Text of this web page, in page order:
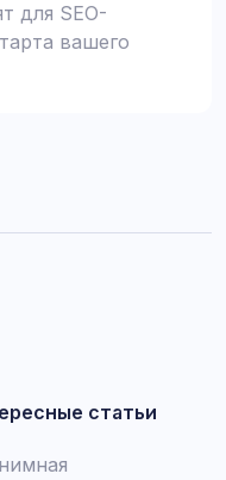
для SEO-
вашего
статьи